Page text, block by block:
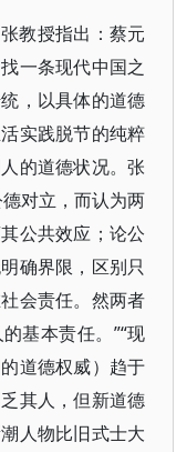
教授指出：蔡元
一条现代中国之
，以具体的道德
实践脱节的纯粹
的道德状况。张
对立，而认为两
公共效应；论公
确界限，区别只
会责任。然两者
基本责任。”“现
道德权威）趋于
其人，但新道德
人物比旧式士大